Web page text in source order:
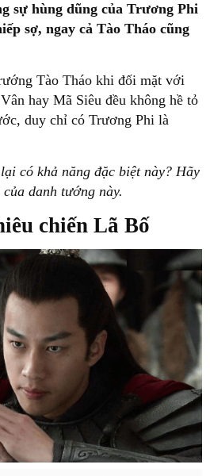
sự hùng dũng của Trương Phi
sợ, ngay cả Tào Tháo cũng
Tào Tháo khi đối mặt với
hay Mã Siêu đều không hề tỏ
duy chỉ có Trương Phi là
có khả năng đặc biệt này? Hãy
danh tướng này.
chiến Lã Bố